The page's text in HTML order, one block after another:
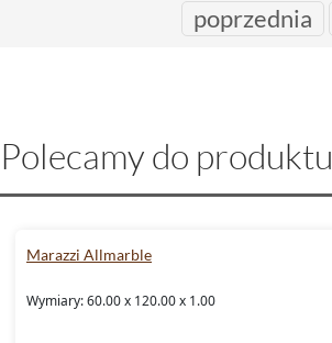
poprzednia
Polecamy do produktu
Marazzi Allmarble
Wymiary: 60.00 x 120.00 x 1.00